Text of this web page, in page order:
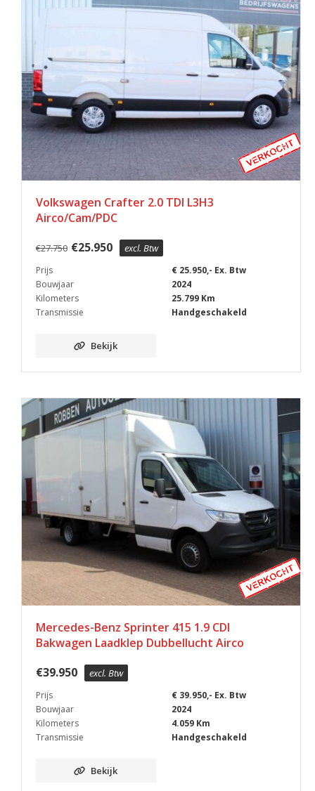
Volkswagen Crafter 2.0 TDI L3H3
Airco/Cam/PDC
€27.750 €25.950 excl. Btw
Prijs
€ 25.950,- Ex. Btw
Bouwjaar
2024
Kilometers
25.799 Km
Transmissie
Handgeschakeld
Bekijk
Mercedes-Benz Sprinter 415 1.9 CDI
Bakwagen Laadklep Dubbellucht Airco
€39.950 excl. Btw
Prijs
€ 39.950,- Ex. Btw
Bouwjaar
2024
Kilometers
4.059 Km
Transmissie
Handgeschakeld
Bekijk